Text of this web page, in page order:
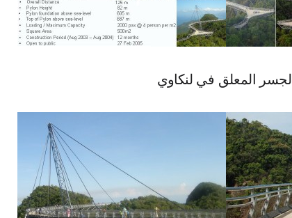
المعلق في لنكاوي